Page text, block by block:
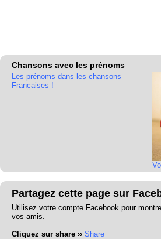
Chansons avec les prénoms
Les prénoms dans les chansons
Francaises !
Partagez cette page sur
Utilisez votre compte Facebook pour
vos amis.
Cliquez sur share ›› Share